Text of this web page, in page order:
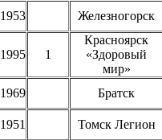
1953 Железногорск
1995 1
Красноярск
«Здоровый
мир»
1969 Братск
1951 Томск Легион